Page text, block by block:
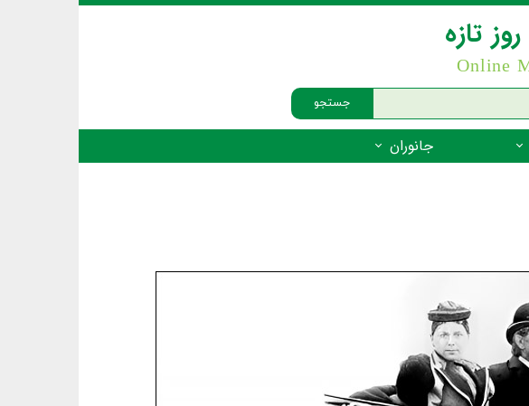
جستجو
تازه
Online
جانوران
جانوران مهره‌دار - ماهیان
جانوران مهره‌دار - فهرست‌ها